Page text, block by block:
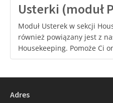
Usterki (moduł
Moduł Usterek w sekcji
również powiązany jest z
Housekeeping. Pomoże Ci
Adres